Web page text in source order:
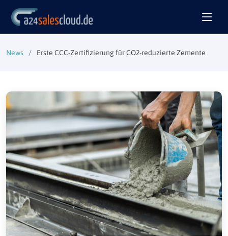
News Erste CCC-Zertifizierung für CO2-reduzierte Zemente